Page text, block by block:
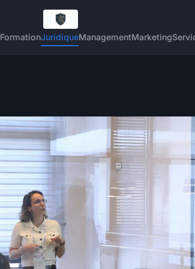
FormationJuridiqueManagementMarketing